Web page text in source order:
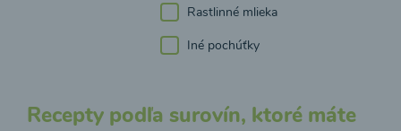
Rastlinné mlieka
Iné pochúťky
Recepty podľa surovín, ktoré máte